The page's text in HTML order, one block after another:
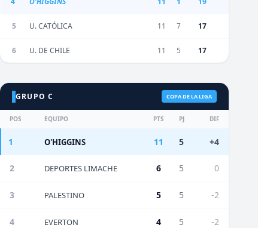
5 U. CATÓLICA 11 7 17
6 U. DE CHILE 11 5 17
GRUPO C COPA DE LA LIGA
POS EQUIPO PTS PJ DIF
1 O'HIGGINS 11 5 +4
2 DEPORTES LIMACHE 6 5 0
3 PALESTINO 5 5 -2
4 EVERTON 4 5 -2